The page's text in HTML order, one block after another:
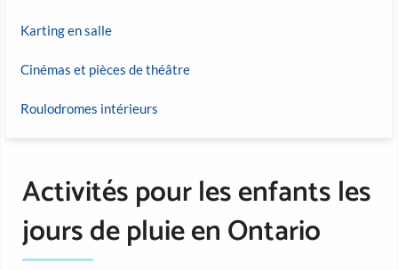
Karting en salle
Cinémas et pièces de théâtre
Roulodromes intérieurs
Activités pour les enfants les
jours de pluie en Ontario